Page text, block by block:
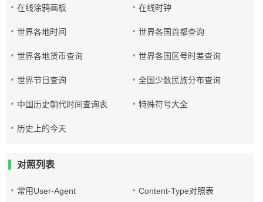
在线涂鸦画板 在线时钟
世界各地时间 世界各国首都查询
世界各地货币查询 世界各国区号时差查询
世界节日查询 全国少数民族分布查询
中国历史朝代时间查询表 特殊符号大全
历史上的今天
对照列表
常用User-Agent Content-Type对照表